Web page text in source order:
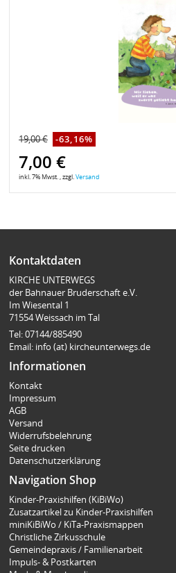
19,00 € -63,16%
7,00 €
inkl. 7% Mwst. , zzgl.Versand
Kontaktdaten
KIRCHE UNTERWEGS
der Bahnauer Bruderschaft e.V.
Im Wiesental 1
71554 Weissach im Tal
Tel: 07144/885490
Email: info (at) kircheunterwegs.de
Informationen
Kontakt
Impressum
AGB
Versand
Widerrufsbelehrung
Seite drucken
Datenschutzerklärung
Navigation Shop
Kinder-Praxishilfen (KiBiWo)
Zusatzartikel zu Kinder-Praxishilfen
miniKiBiWo / KiTa-Praxismappen
Christliche Zirkusschule
Gemeindepraxis / Familienarbeit
Impuls- & Postkarten